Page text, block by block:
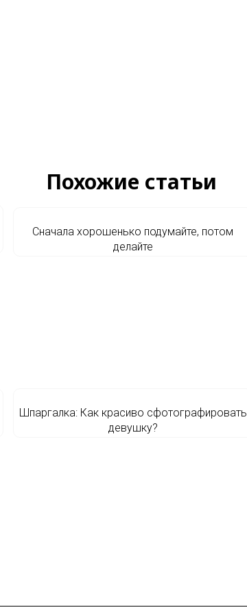
Похожие статьи
Сначала хорошенько подумайте, потом
делайте
Шпаргалка: Как красиво сфотографировать
девушку?